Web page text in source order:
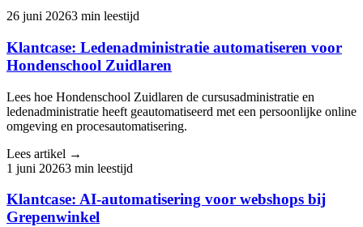
26 juni 20263 min leestijd
Klantcase: Ledenadministratie automatiseren voor
Hondenschool Zuidlaren
Lees hoe Hondenschool Zuidlaren de cursusadministratie en
ledenadministratie heeft geautomatiseerd met een persoonlijke online
omgeving en procesautomatisering.
Lees artikel →
1 juni 20263 min leestijd
Klantcase: AI-automatisering voor webshops bij
Grepenwinkel